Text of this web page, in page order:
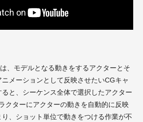
、モデルとなる動きをするアクターとそ
メーションとして反映させたいCGキャ
と、シーケンス全体で選択したアクター
クターにアクターの動きを自動的に反映
、ショット単位で動きをつける作業が不